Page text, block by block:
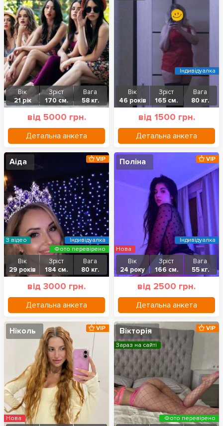
Вік
21 рік
Зріст
170 см.
Вага
58 кг.
від 5000 грн.
Детальна анкета
Вік
46 років
Зріст
165 см.
Вага
80 кг.
від 1500 грн.
Детальна анкета
Індивідуалка
Аіда
Вік
29 років
Зріст
184 см.
Вага
80 кг.
від 3000 грн.
Детальна анкета
VIP
З відео
Фото перевірено
Індивідуалка
Поліна
Вік
24 року
Зріст
166 см.
Вага
55 кг.
від 2500 грн.
Детальна анкета
VIP
Нова
Індивідуалка
Ніколь VIP
Нова
Вікторія VIP
Зараз на сайті
Фото перевірено